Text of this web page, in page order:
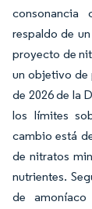
respaldo de
proyecto de
un objetivo de
de 2026 de la
los límites
cambio está
de nitratos
nutrientes.
de amoníaco